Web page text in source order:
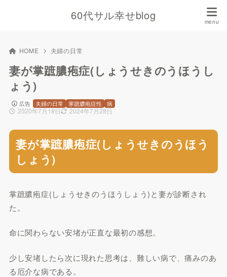
60代サル幸せblog
HOME 夫婦の日常
妻が掌蹠膿疱症(しょうせきのうほうし
ょう)
広告
2020年7月18日 2024年7月28日
夫婦の日常 掌蹠膿疱症性 病
妻が掌蹠膿疱症(しょうせきのうほう
しょう)
掌蹠膿疱症(しょうせきのうほうしょう)と妻が診断され
た。
命に関わらない安堵が正直な最初の感想。
少し安堵したら次に現れた思考は、難しい病で、痛みのあ
る厄介な病である。